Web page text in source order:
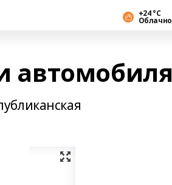
+24 °С
Облачно
автомобиля